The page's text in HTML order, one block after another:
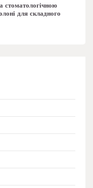
стоматологічною
для складного